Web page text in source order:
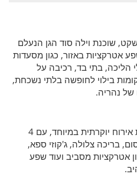
שוכנת וילה סוד הגן הנעלם
אטרקציות באזור, כגון מסעדות
הליכה, בתי בד, רכיבה על
בילוי לחופשה בלתי נשכחת,
וילה סוד הגן הנעלם מציעה חווית אירוח יוקרתית במיוחד, עם 4
בריכה צלולה, ג'קוזי ספא,
אטרקציות מסביב ועוד שפע